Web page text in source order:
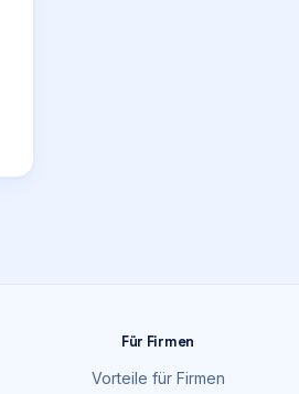
Für Firmen
Vorteile für Firmen